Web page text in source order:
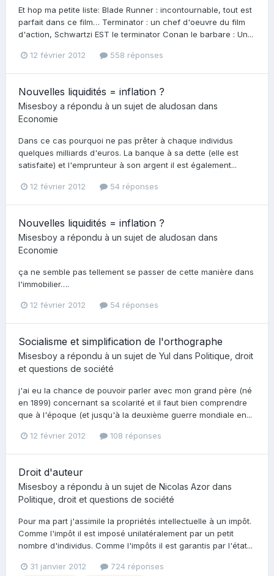
Et hop ma petite liste: Blade Runner : incontournable, tout est
parfait dans ce film… Terminator : un chef d'oeuvre du film
d'action, Schwartzi EST le terminator Conan le barbare : Un...
12 février 2012 558 réponses
Nouvelles liquidités = inflation ?
Misesboy a répondu à un sujet de aludosan dans
Economie
Dans ce cas pourquoi ne pas prêter à chaque individus
quelques milliards d'euros. La banque à sa dette (elle est
satisfaite) et l'emprunteur à son argent il est également...
12 février 2012 54 réponses
Nouvelles liquidités = inflation ?
Misesboy a répondu à un sujet de aludosan dans
Economie
ça ne semble pas tellement se passer de cette manière dans
l'immobilier….
12 février 2012 54 réponses
Socialisme et simplification de l'orthographe
Misesboy a répondu à un sujet de Yul dans Politique, droit
et questions de société
j'ai eu la chance de pouvoir parler avec mon grand père (né
en 1899) concernant sa scolarité et il faut bien comprendre
que à l'époque (et jusqu'à la deuxième guerre mondiale en...
12 février 2012 108 réponses
Droit d'auteur
Misesboy a répondu à un sujet de Nicolas Azor dans
Politique, droit et questions de société
Pour ma part j'assimile la propriétés intellectuelle à un impôt.
Comme l'impôt il est imposé unilatéralement par un petit
nombre d'individus. Comme l'impôts il est garantis par l'état...
31 janvier 2012 724 réponses